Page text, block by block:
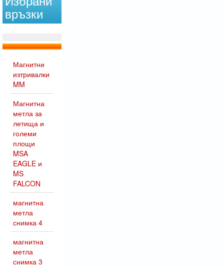
връзки
Магнитни
изтривалки
MM
Магнитна
метла за
летища и
големи
площи
MSA
EAGLE и
MS
FALCON
магнитна
метла
снимка 4
магнитна
метла
снимка 3